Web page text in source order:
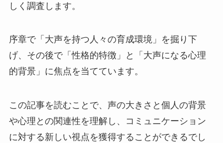
しく調査します。
序章で「大声を持つ人々の育成環境」を掘り下
げ、その後で「性格的特徴」と「大声になる心理
的背景」に焦点を当てています。
この記事を読むことで、声の大きさと個人の背景
や心理との関連性を理解し、コミュニケーション
に対する新しい視点を獲得することができるでし